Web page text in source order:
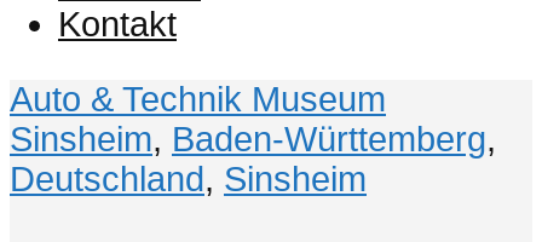
Kontakt
Auto & Technik Museum
Sinsheim, Baden-Württemberg,
Deutschland, Sinsheim